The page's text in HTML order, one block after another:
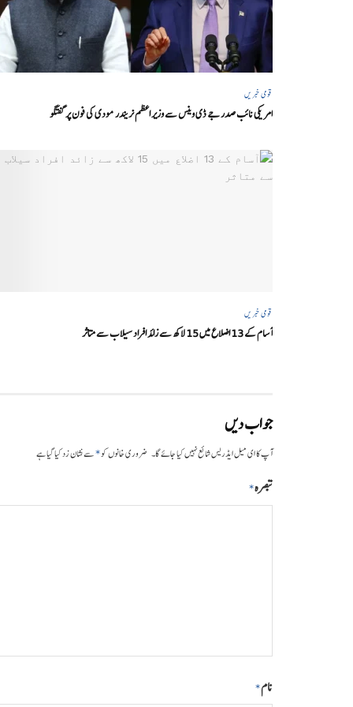
قومی خبریں
امریکی نائب صدر جے ڈی وینس سے وزیر اعظم نریندر مودی کی فون پر گفتگو
قومی خبریں
آسام کے 13 اضلاع میں 15 لاکھ سے زائد افراد سیلاب سے متاثر
جواب دیں
آپ کا ای میل ایڈریس شائع نہیں کیا جائے گا۔ ضروری خانوں کو*سے نشان زد کیا گیا ہے
تبصرہ*
نام*